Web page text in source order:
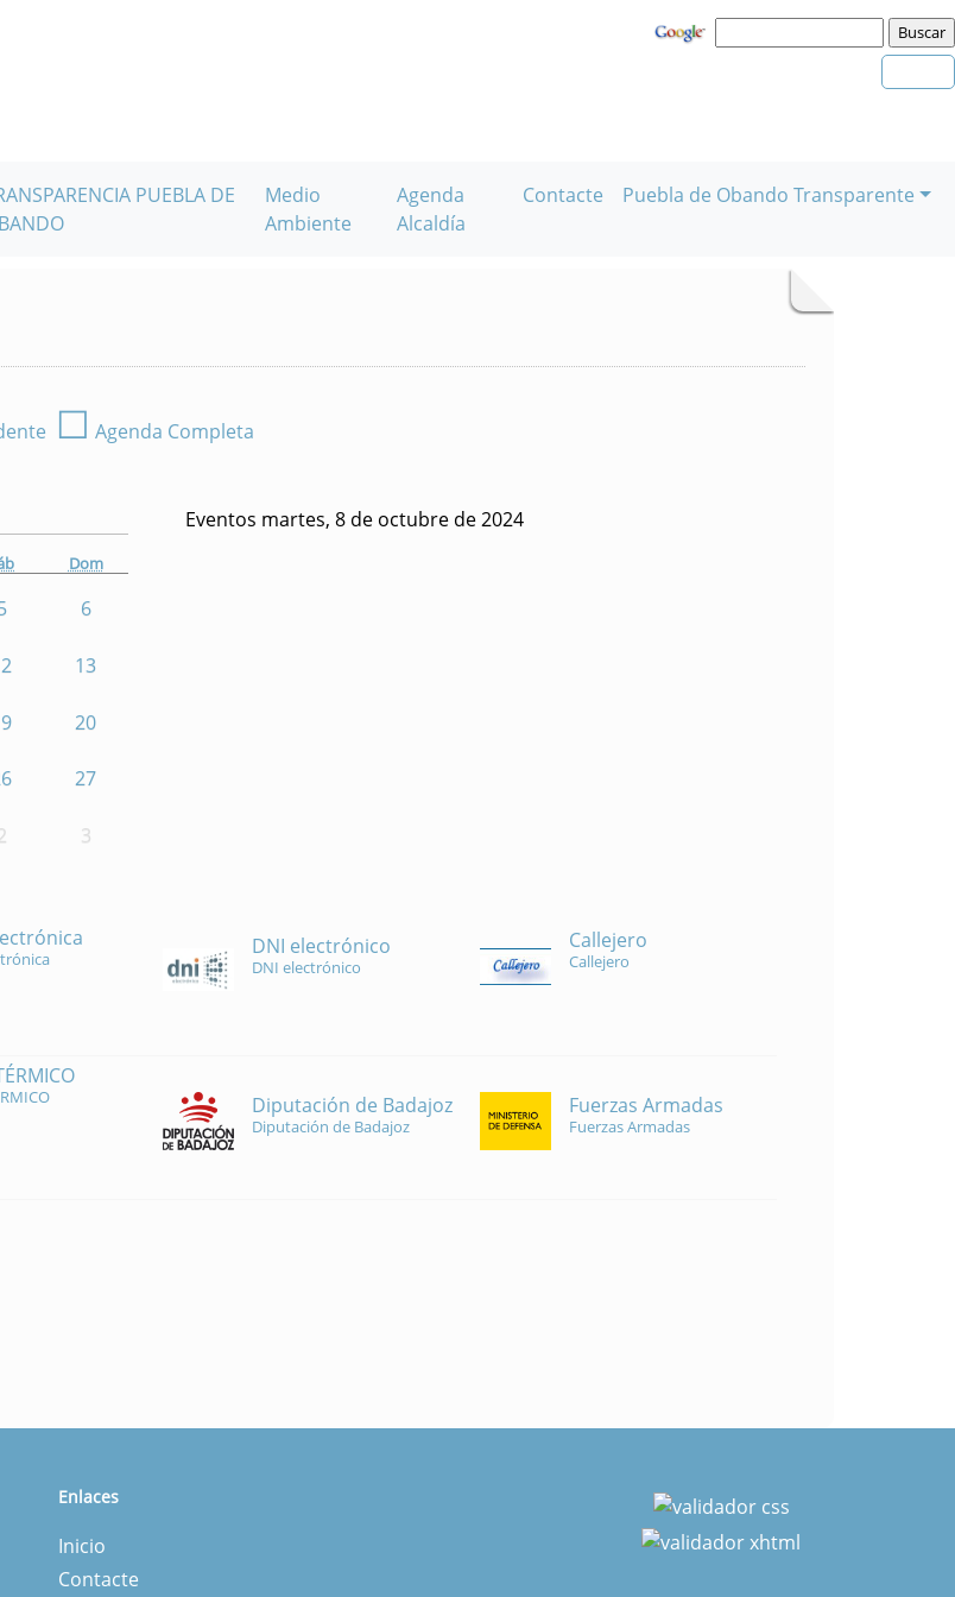
PUEBLA DE
Medio
Ambiente
Agenda
Alcaldía
Contacte Puebla de Obando Transparente
☐ Agenda Completa
Dom
6
13
20
27
3
Eventos martes, 8 de octubre de 2024
DNI electrónico
DNI electrónico
Callejero
Callejero
Diputación de Badajoz
Diputación de Badajoz
Fuerzas Armadas
Fuerzas Armadas
Enlaces
Inicio
Contacte